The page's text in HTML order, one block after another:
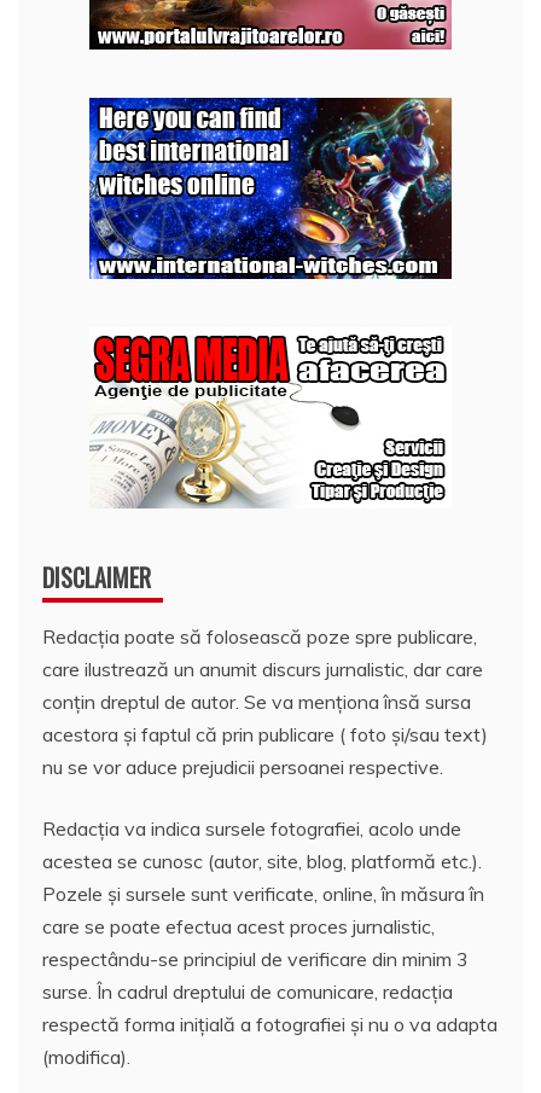
DISCLAIMER
Redacția poate să folosească poze spre publicare,
care ilustrează un anumit discurs jurnalistic, dar care
conțin dreptul de autor. Se va menționa însă sursa
acestora și faptul că prin publicare ( foto și/sau text)
nu se vor aduce prejudicii persoanei respective.
Redacția va indica sursele fotografiei, acolo unde
acestea se cunosc (autor, site, blog, platformă etc.).
Pozele și sursele sunt verificate, online, în măsura în
care se poate efectua acest proces jurnalistic,
respectându-se principiul de verificare din minim 3
surse. În cadrul dreptului de comunicare, redacția
respectă forma inițială a fotografiei și nu o va adapta
(modifica).